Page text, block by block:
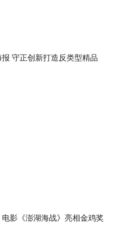
报 守正创新打造反类型精品
影《澎湖海战》亮相金鸡奖